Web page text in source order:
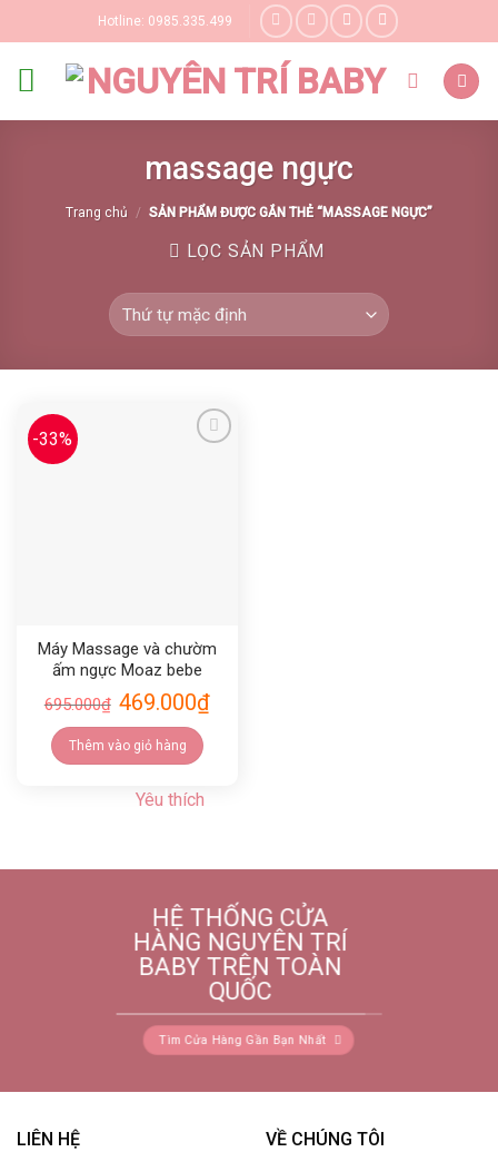
to
content
Hotline: 0985.335.499
massage ngực
Trang chủ / SẢN PHẨM ĐƯỢC GẮN THẺ “MASSAGE NGỰC”
LỌC SẢN PHẨM
-33%
Máy Massage và chườm
ấm ngực Moaz bebe
MB109
695.000₫ 469.000₫
Thêm vào giỏ hàng
Yêu thích
HỆ THỐNG CỬA
HÀNG NGUYÊN TRÍ
BABY TRÊN TOÀN
QUỐC
Tìm Cửa Hàng Gần Bạn Nhất
LIÊN HỆ
VỀ CHÚNG TÔI